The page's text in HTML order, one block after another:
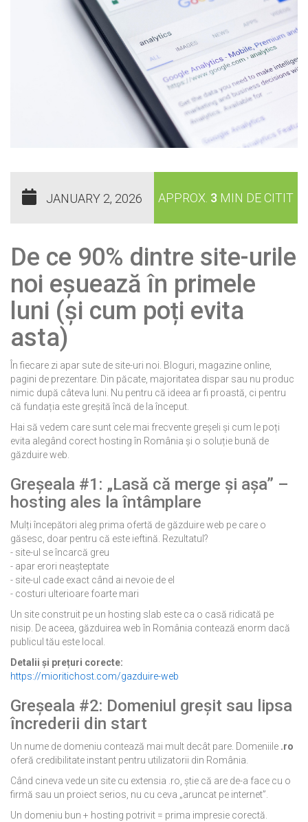
JANUARY 2, 2026 APPROX. 3 MIN DE CITIT
De ce 90% dintre site-urile
noi eșuează în primele
luni (și cum poți evita
asta)
În fiecare zi apar sute de site-uri noi. Bloguri, magazine online,
pagini de prezentare. Din păcate, majoritatea dispar sau nu produc
nimic după câteva luni. Nu pentru că ideea ar fi proastă, ci pentru
că fundația este greșită încă de la început.
Hai să vedem care sunt cele mai frecvente greșeli și cum le poți
evita alegând corect hosting în România și o soluție bună de
găzduire web.
Greșeala #1: „Lasă că merge și așa” –
hosting ales la întâmplare
Mulți începători aleg prima ofertă de găzduire web pe care o
găsesc, doar pentru că este ieftină. Rezultatul?
- site-ul se încarcă greu
- apar erori neașteptate
- site-ul cade exact când ai nevoie de el
- costuri ulterioare foarte mari
Un site construit pe un hosting slab este ca o casă ridicată pe
nisip. De aceea, găzduirea web în România contează enorm dacă
publicul tău este local.
Detalii și prețuri corecte:
https://mioritichost.com/gazduire-web
Greșeala #2: Domeniul greșit sau lipsa
încrederii din start
Un nume de domeniu contează mai mult decât pare. Domeniile .ro
oferă credibilitate instant pentru utilizatorii din România.
Când cineva vede un site cu extensia .ro, știe că are de-a face cu o
firmă sau un proiect serios, nu cu ceva „aruncat pe internet”.
Un domeniu bun + hosting potrivit = prima impresie corectă.